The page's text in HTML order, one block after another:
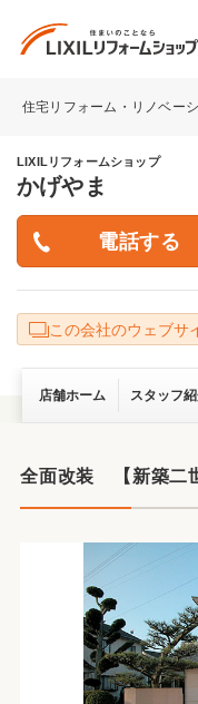
住宅リフォーム・リノベー
LIXILリフォームショップ
かげやま
この会社のウェブサ
店舗ホーム スタッフ
全面改装 【新築二